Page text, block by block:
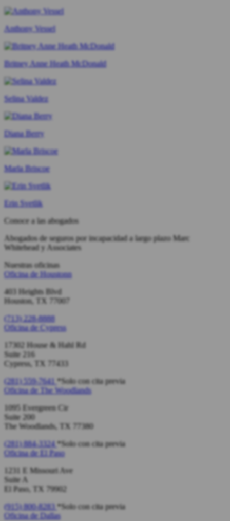
Anthony Vessel
Britney Anne Heath McDonald
Selina Valdez
Diana Berry
Marla Briscoe
Erin Svetlik
Conoce a las abogados
Abogados de seguros por incapacidad a largo plazo Marc
Whitehead y Associates
Nuestras oficinas
Oficina de Houstonn
403 Heights Blvd
Houston, TX 77007
(713) 228-8888
Oficina de Cypress
17302 House & Hahl Rd
Suite 216
Cypress, TX 77433
(281) 559-7641 *Solo con cita previa
Oficina de
The Woodlands
1095 Evergreen Cir
Suite 200
The Woodlands, TX 77380
(281) 884-3324 *Solo con cita previa
Oficina de El Paso
1231 E Missouri Ave
Suite A
El Paso, TX 79902
(915) 800-8283 *Solo con cita previa
Oficina de
Dallas